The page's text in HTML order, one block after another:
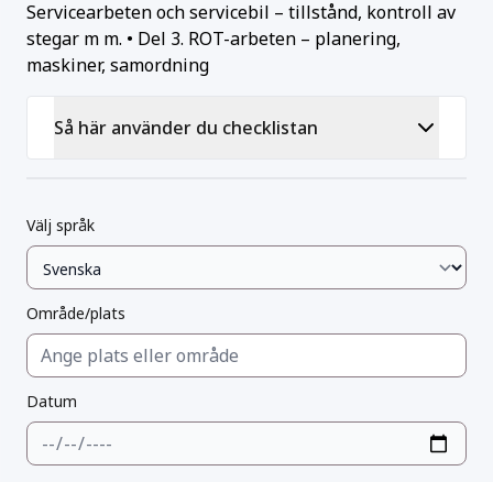
Servicearbeten och servicebil – tillstånd, kontroll av
stegar m m. • Del 3. ROT-arbeten – planering,
maskiner, samordning
Så här använder du checklistan
Välj språk
Område/plats
Datum